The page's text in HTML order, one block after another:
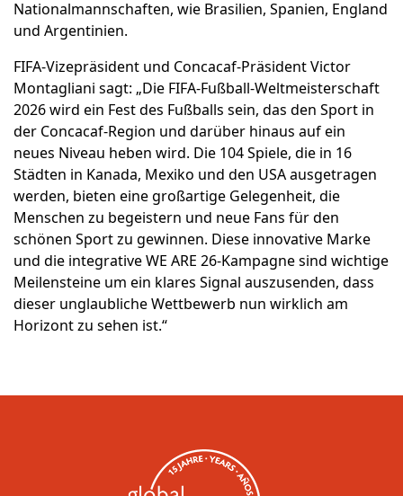
Nationalmannschaften, wie Brasilien, Spanien, England
und Argentinien.
FIFA-Vizepräsident und Concacaf-Präsident Victor
Montagliani sagt: „Die FIFA-Fußball-Weltmeisterschaft
2026 wird ein Fest des Fußballs sein, das den Sport in
der Concacaf-Region und darüber hinaus auf ein
neues Niveau heben wird. Die 104 Spiele, die in 16
Städten in Kanada, Mexiko und den USA ausgetragen
werden, bieten eine großartige Gelegenheit, die
Menschen zu begeistern und neue Fans für den
schönen Sport zu gewinnen. Diese innovative Marke
und die integrative WE ARE 26-Kampagne sind wichtige
Meilensteine um ein klares Signal auszusenden, dass
dieser unglaubliche Wettbewerb nun wirklich am
Horizont zu sehen ist.“